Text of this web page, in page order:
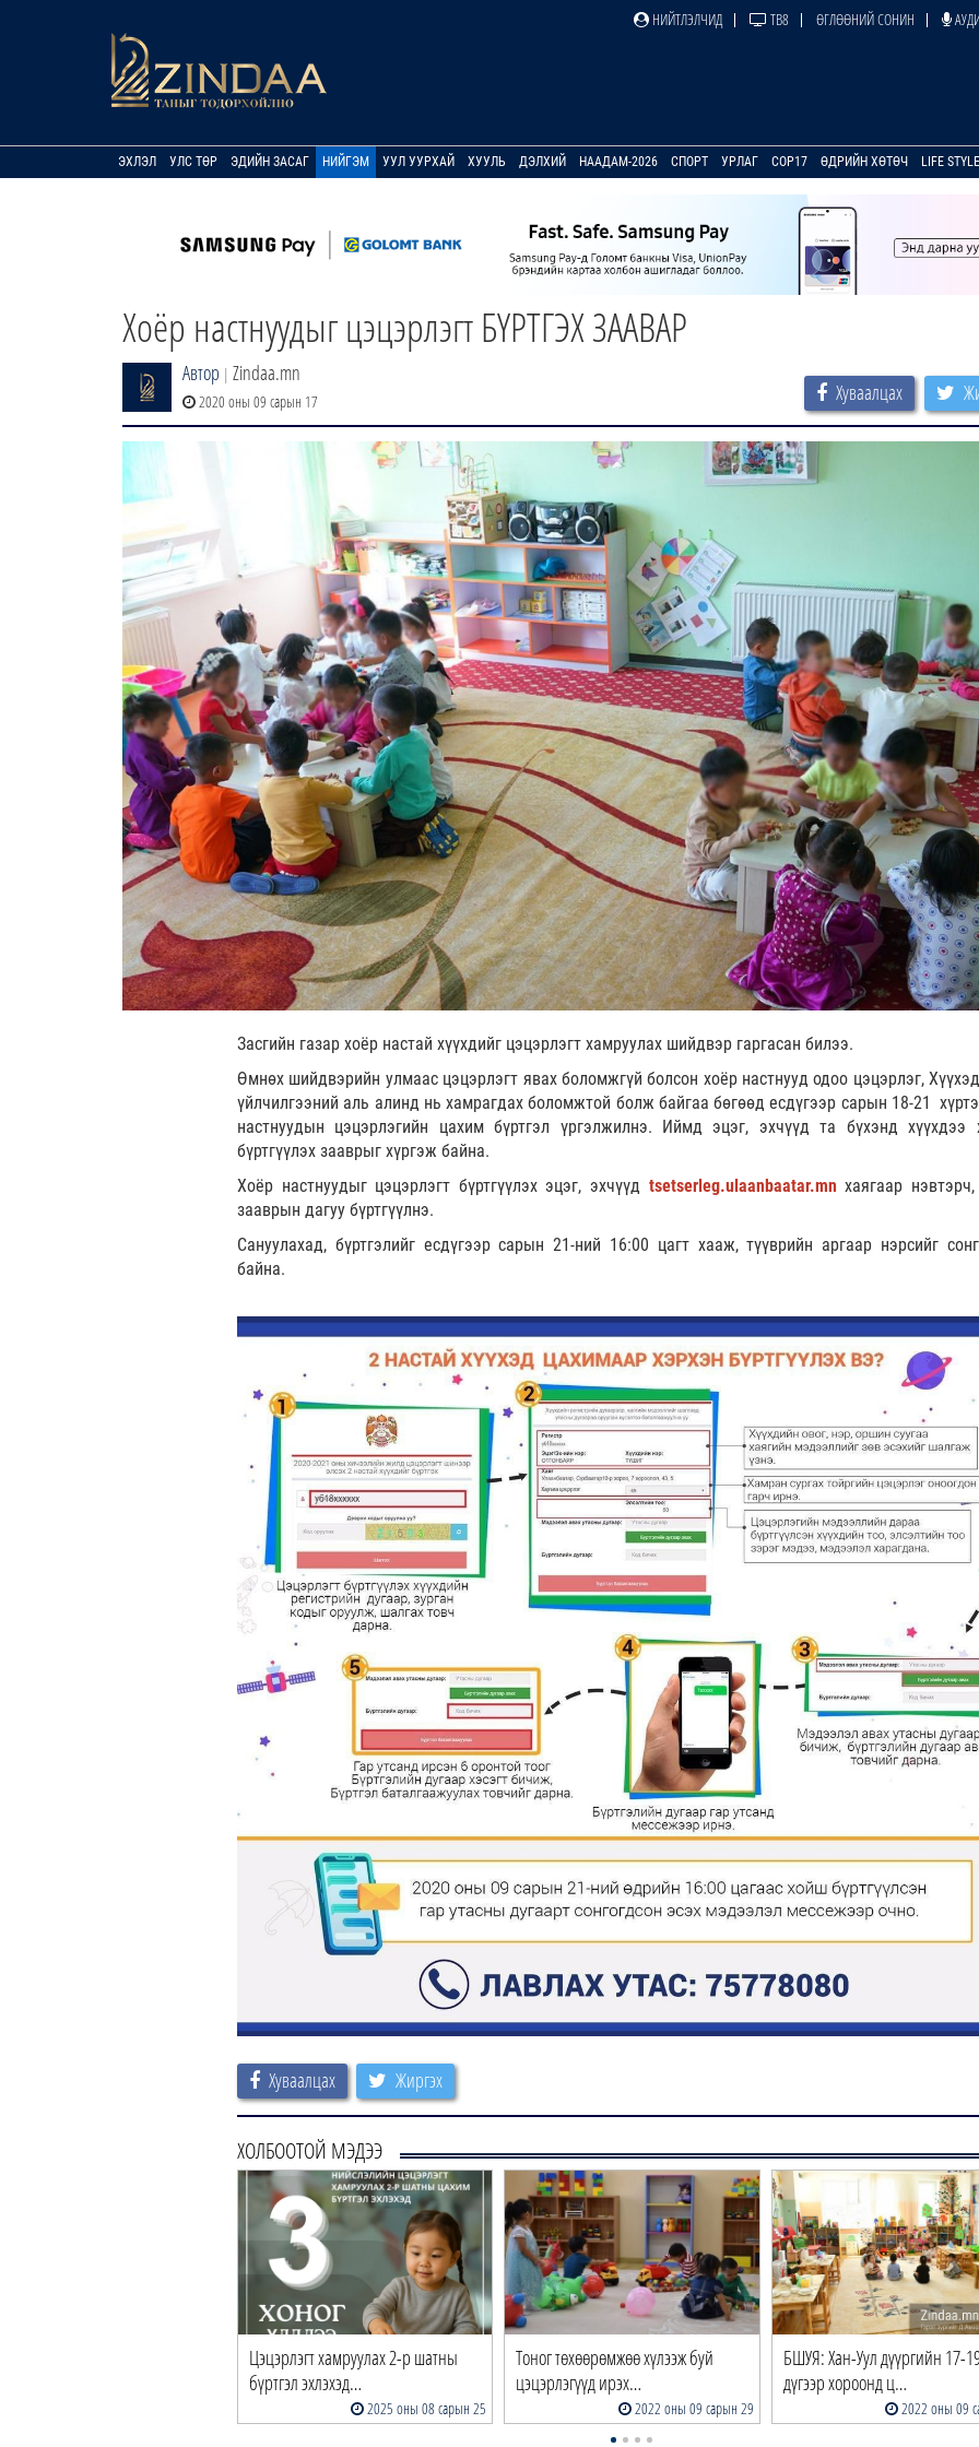
НИЙТЛЭЛЧИД ТВ8 ӨГЛӨӨНИЙ СОНИН
ЭХЛЭЛ УЛС ТӨР ЭДИЙН ЗАСАГ НИЙГЭМ УУЛ УУРХАЙ ХУУЛЬ ДЭЛХИЙ НААДАМ-2026 СПОРТ УРЛАГ COP17 ӨДРИЙН ХӨТӨЧ LIFE STYLE
Хоёр настнуудыг цэцэрлэгт БҮРТГЭХ ЗААВАР
Автор | Zindaa.mn
2020 оны 09 сарын 17 Хуваалцах
Засгийн газар хоёр настай хүүхдийг цэцэрлэгт хамруулах шийдвэр гаргасан билээ.
Өмнөх шийдвэрийн улмаас цэцэрлэгт явах боломжгүй болсон хоёр настнууд одоо цэцэрлэг,
үйлчилгээний аль алинд нь хамрагдах боломжтой болж байгаа бөгөөд есдүгээр сарын 18-21
настнуудын цэцэрлэгийн цахим бүртгэл үргэлжилнэ. Иймд эцэг, эхчүүд та бүхэнд хүүхдээ
бүртгүүлэх зааврыг хүргэж байна.
Хоёр настнуудыг цэцэрлэгт бүртгүүлэх эцэг, эхчүүд tsetserleg.ulaanbaatar.mn хаягаар
зааврын дагуу бүртгүүлнэ.
Сануулахад, бүртгэлийг есдүгээр сарын 21-ний 16:00 цагт хааж, түүврийн аргаар нэрсийг
байна.
Хуваалцах Жиргэх
ХОЛБООТОЙ МЭДЭЭ
Цэцэрлэгт хамруулах 2-р шатны
бүртгэл эхлэхэд…
2025 оны 08 сарын 25
Тоног төхөөрөмжөө хүлээж буй
цэцэрлэгүүд ирэх…
2022 оны 09 сарын 29
БШУЯ: Хан-Уул дүүргийн 17-
дүгээр хороонд ц…
2022 оны 09